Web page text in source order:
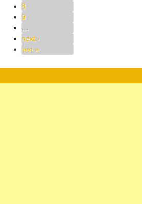
8
9
next ›
last »